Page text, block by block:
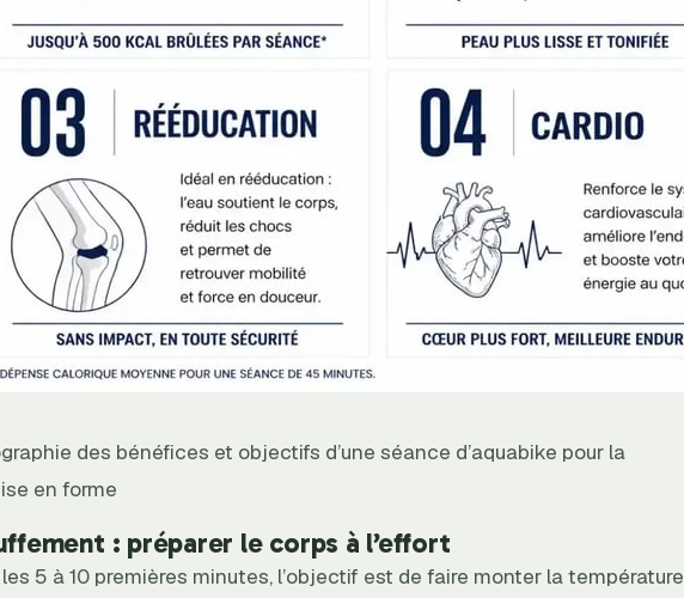
des bénéfices et objectifs d’une séance d’aquabike pour la
en forme
: préparer le corps à l’effort
5 à 10 premières minutes, l’objectif est de faire monter la température